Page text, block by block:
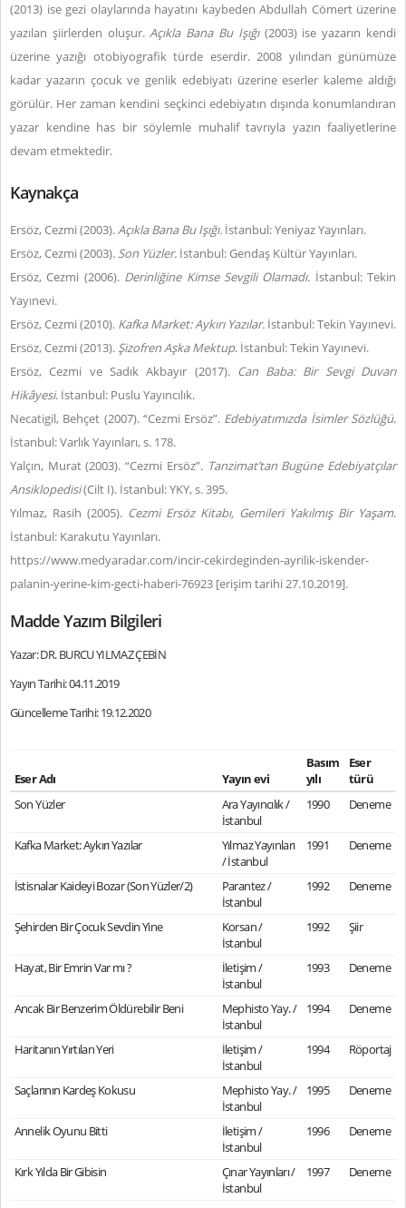
(2013) ise gezi olaylarında hayatını kaybeden Abdullah Cömert üzerine
yazılan şiirlerden oluşur.Açıkla Bana Bu Işığı (2003) ise yazarın kendi
üzerine yazığı otobiyografik türde eserdir. 2008 yılından günümüze
kadar yazarın çocuk ve genlik edebiyatı üzerine eserler kaleme aldığı
görülür. Her zaman kendini seçkinci edebiyatın dışında konumlandıran
yazar kendine has bir söylemle muhalif tavrıyla yazın faaliyetlerine
devam etmektedir.
Kaynakça
Ersöz, Cezmi (2003).Açıkla Bana Bu Işığı. İstanbul: Yeniyaz Yayınları.
Ersöz, Cezmi (2003). Son Yüzler. İstanbul: Gendaş Kültür Yayınları.
Ersöz, Cezmi (2006). Derinliğine Kimse Sevgili Olamadı. İstanbul: Tekin
Yayınevi.
Ersöz, Cezmi (2010). Kafka Market: Aykırı Yazılar. İstanbul: Tekin Yayınevi.
Ersöz, Cezmi (2013). Şizofren Aşka Mektup. İstanbul: Tekin Yayınevi.
Ersöz, Cezmi ve Sadık Akbayır (2017). Can Baba: Bir Sevgi Duvarı
Hikâyesi. İstanbul: Puslu Yayıncılık.
Necatigil, Behçet (2007). “Cezmi Ersöz”. Edebiyatımızda İsimler Sözlüğü.
İstanbul: Varlık Yayınları, s. 178.
Yalçın, Murat (2003). “Cezmi Ersöz”. Tanzimat’tan Bugüne Edebiyatçılar
Ansiklopedisi(Cilt I). İstanbul: YKY, s. 395.
Yılmaz, Rasih (2005). Cezmi Ersöz Kitabı, Gemileri Yakılmış Bir Yaşam.
İstanbul: Karakutu Yayınları.
https://www.medyaradar.com/incir-cekirdeginden-ayrilik-iskender-
palanin-yerine-kim-gecti-haberi-76923 [erişim tarihi 27.10.2019].
Madde Yazım Bilgileri
Yazar: DR. BURCU YILMAZ ÇEBİN
Yayın Tarihi: 04.11.2019
Güncelleme Tarihi: 19.12.2020
Eser Adı Yayın evi
Basım
yılı
Eser
türü
Son Yüzler
Ara Yayıncılık /
İstanbul
1990 Deneme
Kafka Market: Aykırı Yazılar
Yılmaz Yayınları
/ İstanbul
1991 Deneme
İstisnalar Kaideyi Bozar (Son Yüzler/2)
Parantez /
İstanbul
1992 Deneme
Şehirden Bir Çocuk Sevdin Yine
Korsan /
İstanbul
1992 Şiir
Hayat, Bir Emrin Var mı ?
İletişim /
İstanbul
1993 Deneme
Ancak Bir Benzerim Öldürebilir Beni
Mephisto Yay. /
İstanbul
1994 Deneme
Haritanın Yırtılan Yeri
İletişim /
İstanbul
1994 Röportaj
Saçlarının Kardeş Kokusu
Mephisto Yay. /
İstanbul
1995 Deneme
Annelik Oyunu Bitti
İletişim /
İstanbul
1996 Deneme
Kırk Yılda Bir Gibisin
Çınar Yayınları /
İstanbul
1997 Deneme